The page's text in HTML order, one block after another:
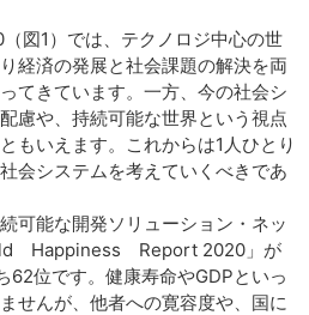
図1）では、テクノロジ中心の世
経済の発展と社会課題の解決を両
てきています。一方、今の社会シ
慮や、持続可能な世界という視点
もいえます。これからは1人ひとり
会システムを考えていくべきであ
可能な開発ソリューション・ネッ
Happiness Report 2020」が
62位です。健康寿命やGDPといっ
せんが、他者への寛容度や、国に